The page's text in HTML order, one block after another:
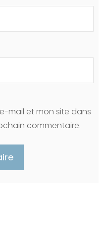
mail et mon site dans
commentaire.